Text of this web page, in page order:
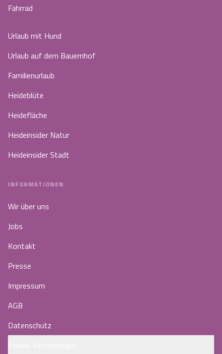
Fahrrad
Urlaub mit Hund
Urlaub auf dem Bauernhof
Familienurlaub
Heideblüte
Heidefläche
Heideinsider Natur
Heideinsider Stadt
INFORMATIONEN
Wir über uns
Jobs
Kontakt
Presse
Impressum
AGB
Datenschutz